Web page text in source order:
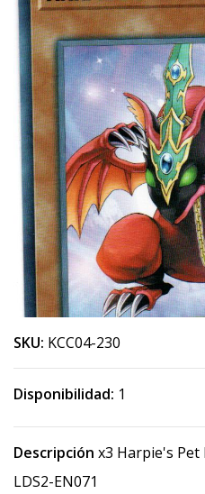
SKU: KCC04-230
Disponibilidad: 1
Descripción x3 Harpie's
LDS2-EN071